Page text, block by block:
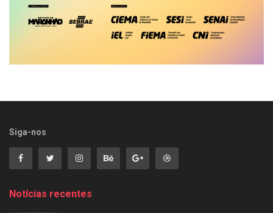
Siga-nos
Notícias recentes